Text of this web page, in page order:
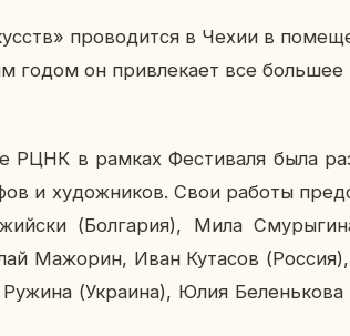
про­во­дит­ся в Чехии в
годом он при­вле­ка­ет все
РЦНК в рамках Фе­сти­ва­ля была
и ху­дож­ни­ков. Свои работы
(Бол­га­рия), Мила
Ма­жо­рин, Иван Ку­та­сов
(Укра­и­на), Юлия Бе­лень­ко­ва